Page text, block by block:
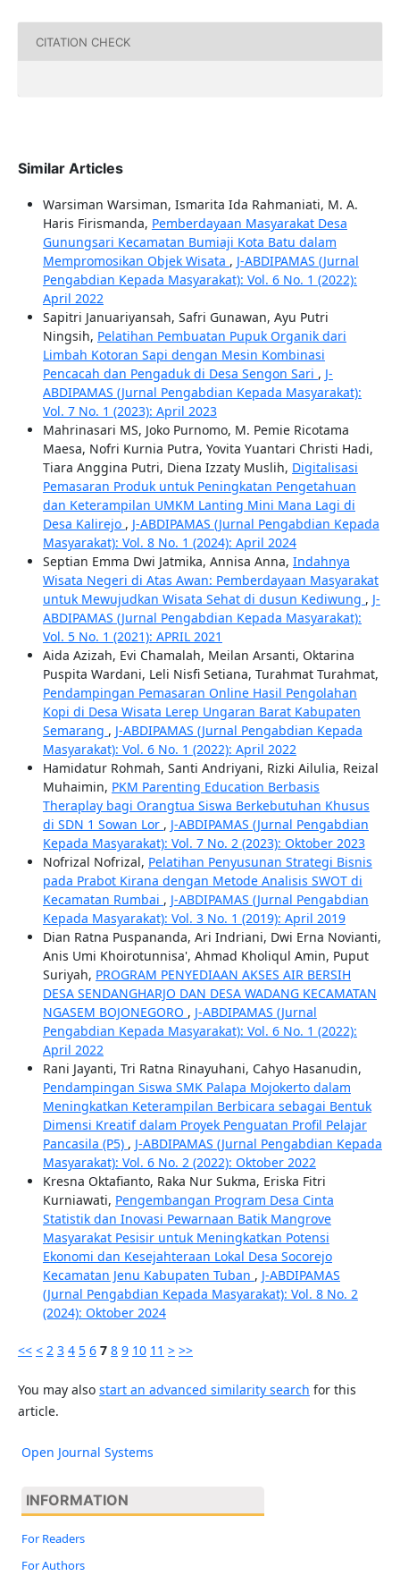
CITATION CHECK
Similar Articles
Warsiman Warsiman, Ismarita Ida Rahmaniati, M. A.
Haris Firismanda, Pemberdayaan Masyarakat Desa
Gunungsari Kecamatan Bumiaji Kota Batu dalam
Mempromosikan Objek Wisata , J-ABDIPAMAS (Jurnal
Pengabdian Kepada Masyarakat): Vol. 6 No. 1 (2022):
April 2022
Sapitri Januariyansah, Safri Gunawan, Ayu Putri
Ningsih, Pelatihan Pembuatan Pupuk Organik dari
Limbah Kotoran Sapi dengan Mesin Kombinasi
Pencacah dan Pengaduk di Desa Sengon Sari , J-
ABDIPAMAS (Jurnal Pengabdian Kepada Masyarakat):
Vol. 7 No. 1 (2023): April 2023
Mahrinasari MS, Joko Purnomo, M. Pemie Ricotama
Maesa, Nofri Kurnia Putra, Yovita Yuantari Christi Hadi,
Tiara Anggina Putri, Diena Izzaty Muslih, Digitalisasi
Pemasaran Produk untuk Peningkatan Pengetahuan
dan Keterampilan UMKM Lanting Mini Mana Lagi di
Desa Kalirejo , J-ABDIPAMAS (Jurnal Pengabdian Kepada
Masyarakat): Vol. 8 No. 1 (2024): April 2024
Septian Emma Dwi Jatmika, Annisa Anna, Indahnya
Wisata Negeri di Atas Awan: Pemberdayaan Masyarakat
untuk Mewujudkan Wisata Sehat di dusun Kediwung , J-
ABDIPAMAS (Jurnal Pengabdian Kepada Masyarakat):
Vol. 5 No. 1 (2021): APRIL 2021
Aida Azizah, Evi Chamalah, Meilan Arsanti, Oktarina
Puspita Wardani, Leli Nisfi Setiana, Turahmat Turahmat,
Pendampingan Pemasaran Online Hasil Pengolahan
Kopi di Desa Wisata Lerep Ungaran Barat Kabupaten
Semarang , J-ABDIPAMAS (Jurnal Pengabdian Kepada
Masyarakat): Vol. 6 No. 1 (2022): April 2022
Hamidatur Rohmah, Santi Andriyani, Rizki Ailulia, Reizal
Muhaimin, PKM Parenting Education Berbasis
Theraplay bagi Orangtua Siswa Berkebutuhan Khusus
di SDN 1 Sowan Lor , J-ABDIPAMAS (Jurnal Pengabdian
Kepada Masyarakat): Vol. 7 No. 2 (2023): Oktober 2023
Nofrizal Nofrizal, Pelatihan Penyusunan Strategi Bisnis
pada Prabot Kirana dengan Metode Analisis SWOT di
Kecamatan Rumbai , J-ABDIPAMAS (Jurnal Pengabdian
Kepada Masyarakat): Vol. 3 No. 1 (2019): April 2019
Dian Ratna Puspananda, Ari Indriani, Dwi Erna Novianti,
Anis Umi Khoirotunnisa', Ahmad Kholiqul Amin, Puput
Suriyah, PROGRAM PENYEDIAAN AKSES AIR BERSIH
DESA SENDANGHARJO DAN DESA WADANG KECAMATAN
NGASEM BOJONEGORO , J-ABDIPAMAS (Jurnal
Pengabdian Kepada Masyarakat): Vol. 6 No. 1 (2022):
April 2022
Rani Jayanti, Tri Ratna Rinayuhani, Cahyo Hasanudin,
Pendampingan Siswa SMK Palapa Mojokerto dalam
Meningkatkan Keterampilan Berbicara sebagai Bentuk
Dimensi Kreatif dalam Proyek Penguatan Profil Pelajar
Pancasila (P5) , J-ABDIPAMAS (Jurnal Pengabdian Kepada
Masyarakat): Vol. 6 No. 2 (2022): Oktober 2022
Kresna Oktafianto, Raka Nur Sukma, Eriska Fitri
Kurniawati, Pengembangan Program Desa Cinta
Statistik dan Inovasi Pewarnaan Batik Mangrove
Masyarakat Pesisir untuk Meningkatkan Potensi
Ekonomi dan Kesejahteraan Lokal Desa Socorejo
Kecamatan Jenu Kabupaten Tuban , J-ABDIPAMAS
(Jurnal Pengabdian Kepada Masyarakat): Vol. 8 No. 2
(2024): Oktober 2024
<< < 2 3 4 5 6 7 8 9 10 11 > >>
You may also start an advanced similarity search for this
article.
Open Journal Systems
INFORMATION
For Readers
For Authors